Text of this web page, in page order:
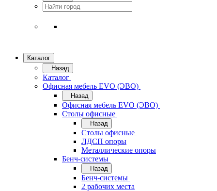
Каталог
Назад
Каталог
Офисная мебель EVO (ЭВО)
Назад
Офисная мебель EVO (ЭВО)
Cтолы офисные
Назад
Cтолы офисные
ЛДСП опоры
Металлические опоры
Бенч-системы
Назад
Бенч-системы
2 рабочих места